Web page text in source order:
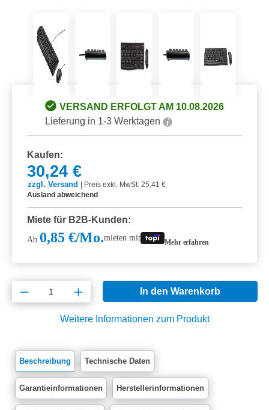
VERSAND ERFOLGT AM 10.08.2026
Lieferung in 1-3 Werktagen
Kaufen:
30,24 €
zzgl. Versand
Preis exkl. MwSt: 25,41 €
Ausland abweichend
Miete für B2B-Kunden:
Ab 0,85 €/Mo.mieten mit Mehr erfahren
Produkt Anzahl: Gib den gewünschten
In den Warenkorb
Weitere Informationen zum Produkt
Beschreibung Technische Daten
Garantieinformationen Herstellerinformationen